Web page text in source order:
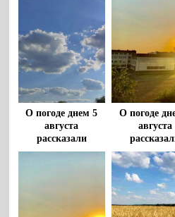
О погоде днем 5
августа
рассказали
воронежцам
О погоде
августа